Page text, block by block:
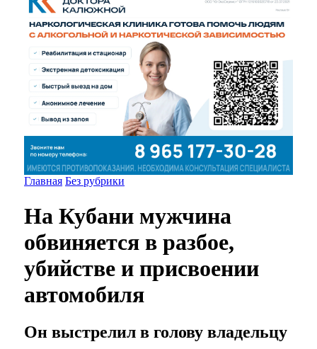
Главная Без рубрики
На Кубани мужчина
обвиняется в разбое,
убийстве и присвоении
автомобиля
Он выстрелил в голову владельцу